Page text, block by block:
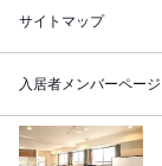
サイトマップ
入居者メンバーページ